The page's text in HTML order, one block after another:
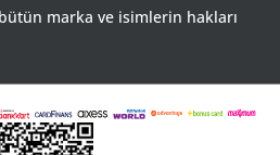
marka ve isimlerin hakları